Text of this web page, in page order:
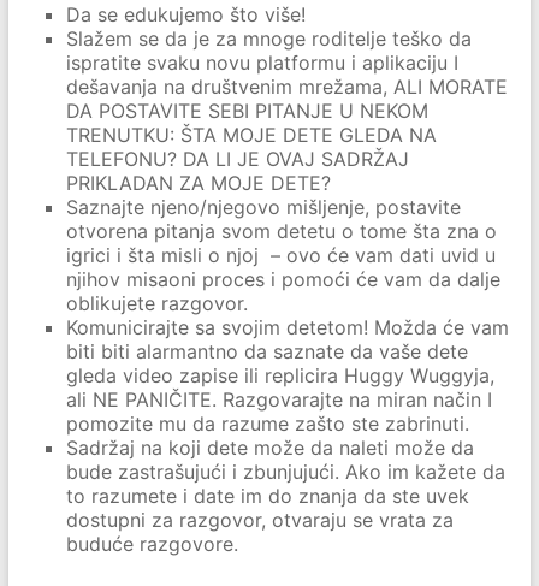
Da se edukujemo što više!
Slažem se da je za mnoge roditelje teško da
ispratite svaku novu platformu i aplikaciju I
dešavanja na društvenim mrežama, ALI MORATE
DA POSTAVITE SEBI PITANJE U NEKOM
TRENUTKU: ŠTA MOJE DETE GLEDA NA
TELEFONU? DA LI JE OVAJ SADRŽAJ
PRIKLADAN ZA MOJE DETE?
Saznajte njeno/njegovo mišljenje, postavite
otvorena pitanja svom detetu o tome šta zna o
igrici i šta misli o njoj – ovo će vam dati uvid u
njihov misaoni proces i pomoći će vam da dalje
oblikujete razgovor.
Komunicirajte sa svojim detetom! Možda će vam
biti biti alarmantno da saznate da vaše dete
gleda video zapise ili replicira Huggy Wuggyja,
ali NE PANIČITE. Razgovarajte na miran način I
pomozite mu da razume zašto ste zabrinuti.
Sadržaj na koji dete može da naleti može da
bude zastrašujući i zbunjujući. Ako im kažete da
to razumete i date im do znanja da ste uvek
dostupni za razgovor, otvaraju se vrata za
buduće razgovore.